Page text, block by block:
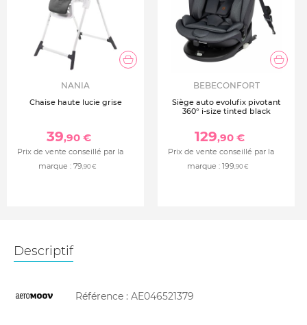
NANIA
Chaise haute lucie grise
39,90 €
Prix de vente conseillé par la
marque : 79,90 €
BEBECONFORT
Siège auto evolufix pivotant
360° i-size tinted black
129,90 €
Prix de vente conseillé par la
marque : 199,90 €
Descriptif
Référence : AE046521379